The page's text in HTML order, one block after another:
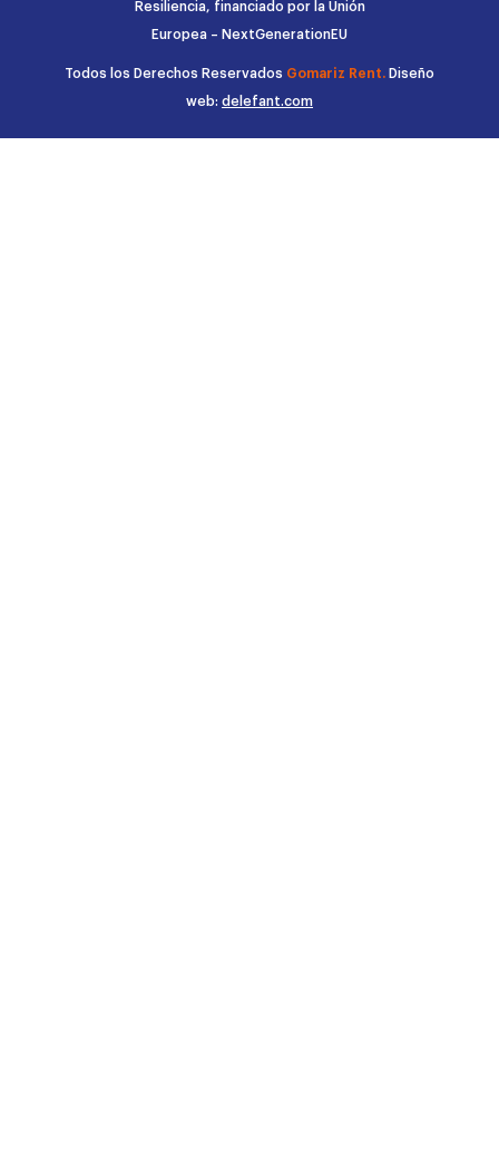
Resiliencia, financiado por la Unión
Europea – NextGenerationEU
Todos los Derechos Reservados Gomariz Rent. Diseño
web: delefant.com